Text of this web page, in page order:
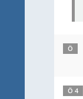
Ö
Ö 4